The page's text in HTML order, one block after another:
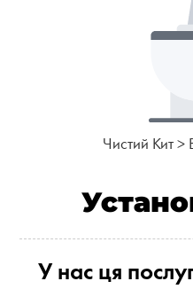
Чистий Кит >
У нас ця